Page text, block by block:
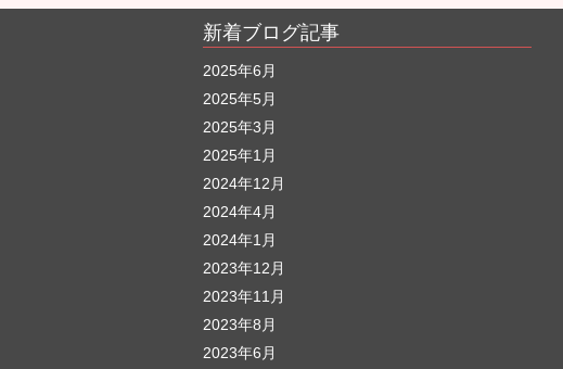
新着ブログ記事
2025年6月
2025年5月
2025年3月
2025年1月
2024年12月
2024年4月
2024年1月
2023年12月
2023年11月
2023年8月
2023年6月